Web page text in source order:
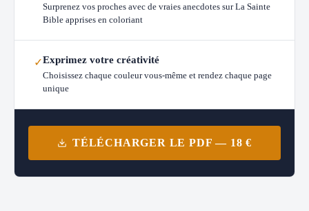
Surprenez vos proches avec de vraies anecdotes sur La Sainte
Bible apprises en coloriant
✓Exprimez votre créativité
Choisissez chaque couleur vous-même et rendez chaque page
unique
TÉLÉCHARGER LE PDF — 18 €